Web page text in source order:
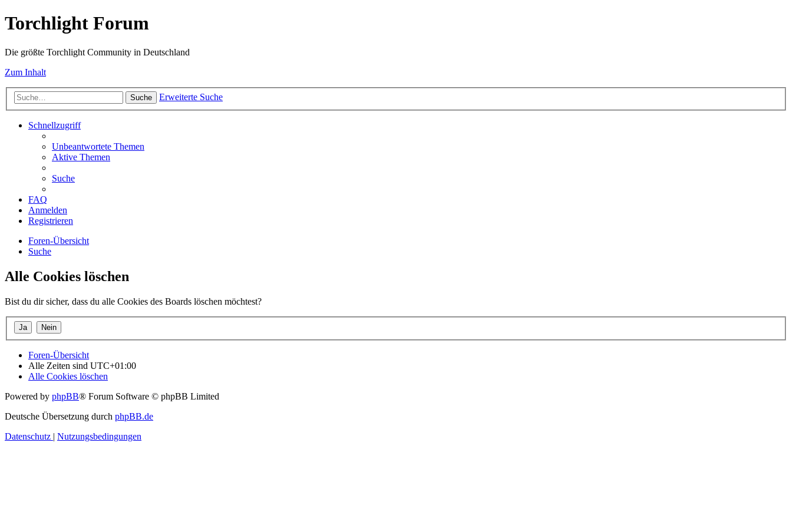
Torchlight Forum
Die größte Torchlight Community in Deutschland
Zum Inhalt
Suche Erweiterte Suche
Schnellzugriff
Unbeantwortete Themen
Aktive Themen
Suche
FAQ
Anmelden
Registrieren
Foren-Übersicht
Suche
Alle Cookies löschen
Bist du dir sicher, dass du alle Cookies des Boards löschen möchtest?
Foren-Übersicht
Alle Zeiten sind UTC+01:00
Alle Cookies löschen
Powered by phpBB® Forum Software © phpBB Limited
Deutsche Übersetzung durch phpBB.de
Datenschutz | Nutzungsbedingungen